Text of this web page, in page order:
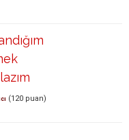
(120 puan)